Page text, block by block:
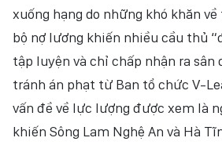
xuống hạng do những khó khăn
bộ nợ lương khiến nhiều cầu thủ
tập luyện và chỉ chấp nhận ra sân
tránh án phạt từ Ban tổ chức V-
vấn đề về lực lượng được xem là
khiến Sông Lam Nghệ An và Hà